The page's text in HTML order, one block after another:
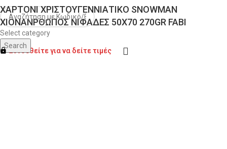
Select category
Search
ΧΑΡΤΟΝΙ ΧΡΙΣΤΟΥΓΕΝΝΙΑΤΙΚΟ SNOWMAN
ΧΙΟΝΑΝΡΘΩΠΟΣ ΝΙΦΑΔΕΣ 50Χ70 270GR FABI
Συνδεθείτε για να δείτε τιμές